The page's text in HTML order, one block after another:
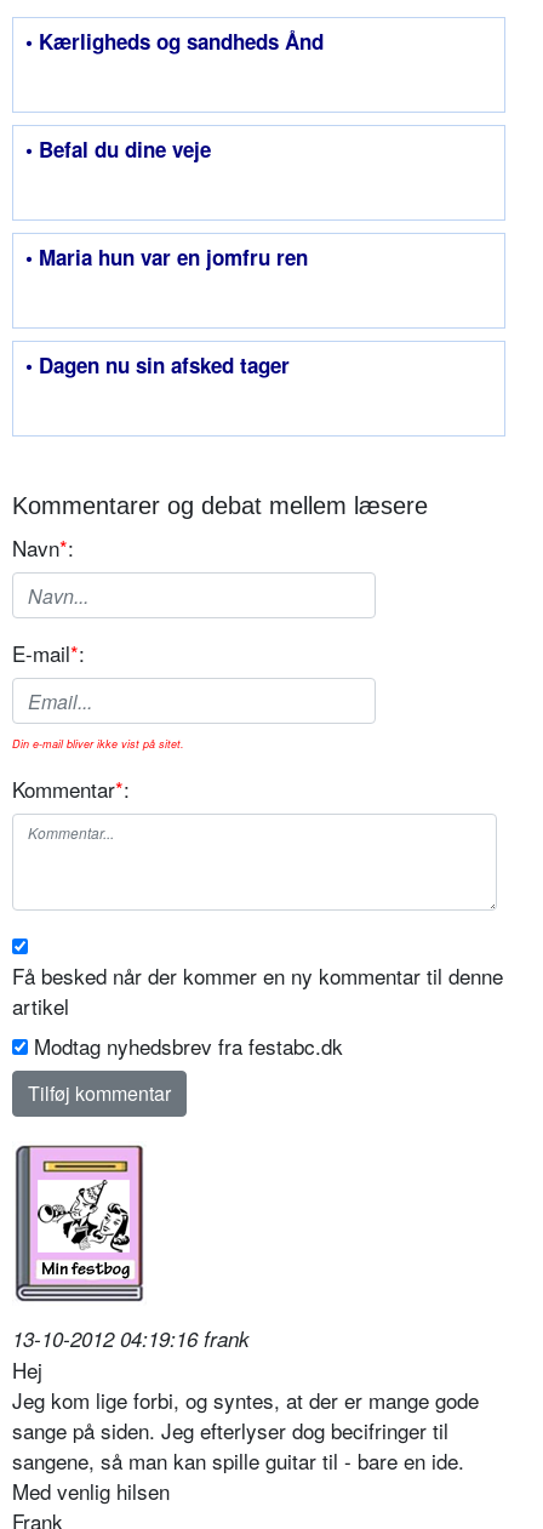
• Kærligheds og sandheds Ånd
• Befal du dine veje
• Maria hun var en jomfru ren
• Dagen nu sin afsked tager
Kommentarer og debat mellem læsere
Navn*:
E-mail*:
Din e-mail bliver ikke vist på sitet.
Kommentar*:
Få besked når der kommer en ny kommentar til denne
artikel
Modtag nyhedsbrev fra festabc.dk
13-10-2012 04:19:16 frank
Hej
Jeg kom lige forbi, og syntes, at der er mange gode
sange på siden. Jeg efterlyser dog becifringer til
sangene, så man kan spille guitar til - bare en ide.
Med venlig hilsen
Frank